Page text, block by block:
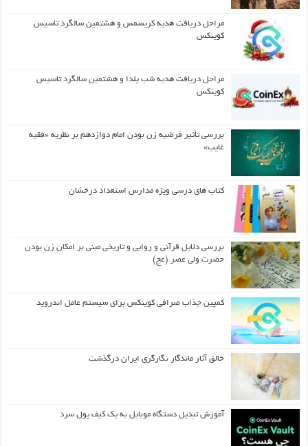
مراحل دریافت هدیه کریسمس و هشتمین سالگرد تاسیس
کوینکس
مراحل دریافت هدیه شب یلدا و هشتمین سالگرد تاسیس
کوینکس
بررسی تأثیر فرضیه زن بودن امام دوازدهم بر نظریه «فقیه
غایب»
کتاب های درسی ویژه مدارس استعداد درخشان
بررسی دلایل قرآنی و روایی و تاریخی مبنی بر امکان زن بودن
حضرت ولی عصر (عج)
کمپین جذاب صرافی کوینکس برای سیستم عامل اندروید
خالق آثار ماندگار نگارگری ایران درگذشت
آموزش تبدیل دستگاه موبایل به یک کیف‌ پول سرد